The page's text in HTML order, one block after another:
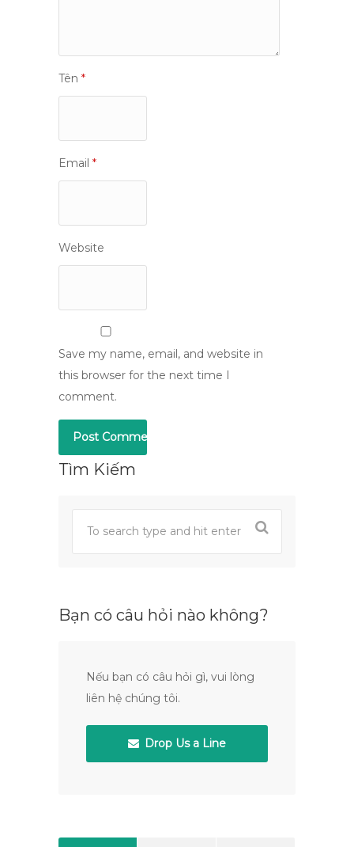
Tên *
Email *
Website
Save my name, email, and website in
this browser for the next time I
comment.
Tìm Kiếm
Bạn có câu hỏi nào không?
Nếu bạn có câu hỏi gì, vui lòng
liên hệ chúng tôi.
Drop Us a Line